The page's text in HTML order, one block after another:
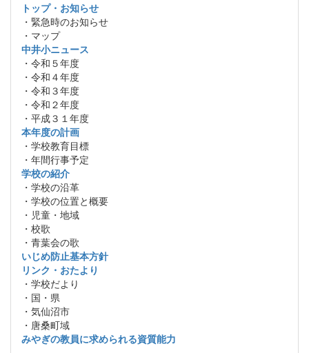
トップ・お知らせ
・緊急時のお知らせ
・マップ
中井小ニュース
・令和５年度
・令和４年度
・令和３年度
・令和２年度
・平成３１年度
本年度の計画
・学校教育目標
・年間行事予定
学校の紹介
・学校の沿革
・学校の位置と概要
・児童・地域
・校歌
・青葉会の歌
いじめ防止基本方針
リンク・おたより
・学校だより
・国・県
・気仙沼市
・唐桑町域
みやぎの教員に求められる資質能力